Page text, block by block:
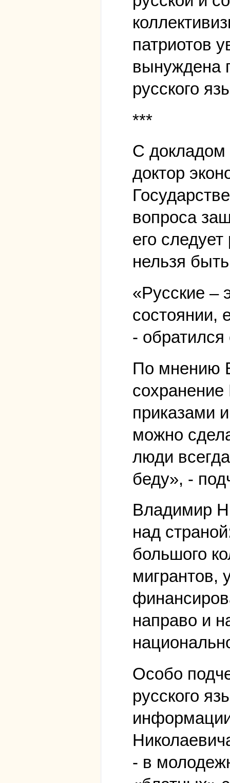
патриотов
вынуждена
русского
***
С докладом
доктор
вопроса
его
нельзя
«Русские –
состоянии,
- обратился
По мнению
приказами
можно
люди
беду», -
Владимир
над
большого
мигрантов,
направо и
Особо
русского
- в